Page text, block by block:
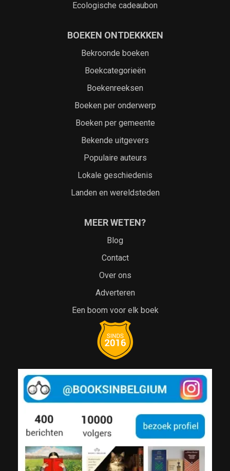
Ecologische cadeaubon
BOEKEN ONTDEKKKEN
Bekroonde boeken
Boekcategorieën
Boekenreeksen
Boeken per onderwerp
Boeken per gemeente
Bekende uitgevers
Populaire auteurs
Lokale geschiedenis
Landen en wereldsteden
MEER WETEN?
Blog
Contact
Over ons
Adverteren
Een boom voor elk boek